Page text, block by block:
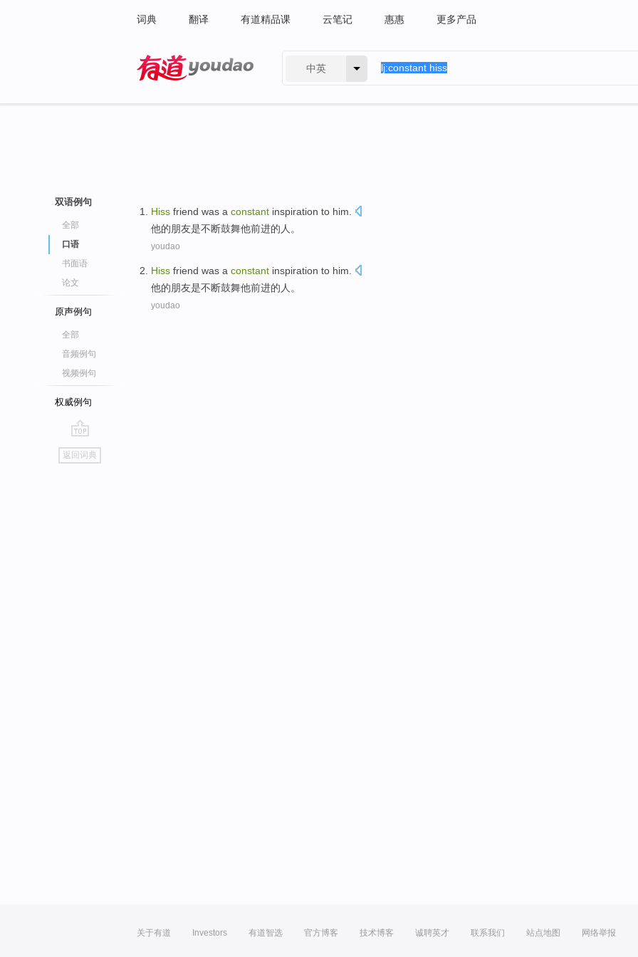
词典 翻译 有道精品课 云笔记 惠惠 更多产品
中英
双语例句
全部
口语
书面语
论文
原声例句
全部
音频例句
视频例句
权威例句
go
top
返回词典
Hiss friend was a constant inspiration to him
他的朋友是不断鼓舞他前进的人。
youdao
Hiss friend was a constant inspiration to him
他的朋友是不断鼓舞他前进的人。
youdao
关于有道 Investors 有道智选 官方博客 技术博客 诚聘英才 联系我们 站点地图 网络举报